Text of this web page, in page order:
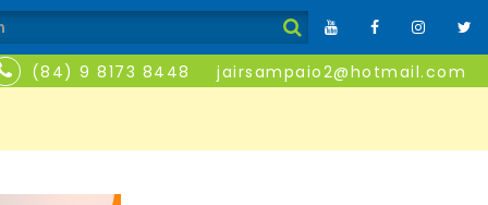
(84) 9 8173 8448 jairsampaio2@hotmail.com